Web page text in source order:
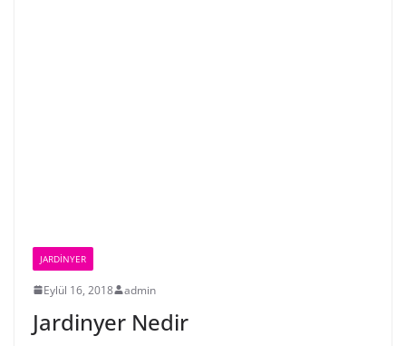
JARDINYER
Eylül 16, 2018 admin
Jardinyer Nedir